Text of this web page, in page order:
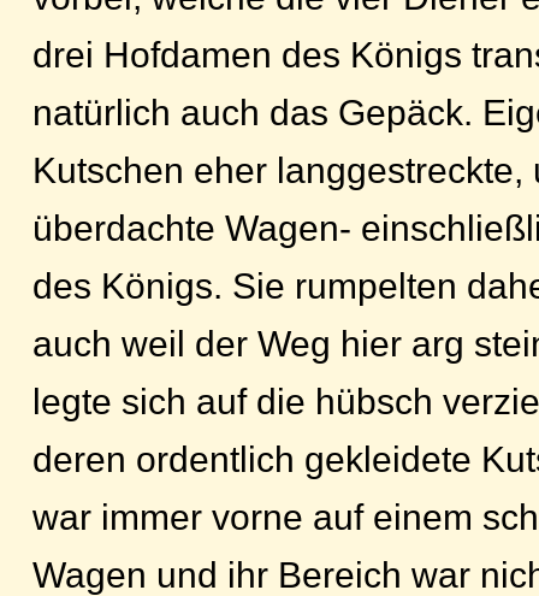
drei Hofdamen des Königs
natürlich auch das Gepäck.
Kutschen eher langgestreckte,
überdachte Wagen-
des Königs. Sie rumpelten
auch weil der Weg hier arg
legte sich auf die hübsch
deren ordentlich gekleidete
war immer vorne auf einem
Wagen und ihr Bereich war